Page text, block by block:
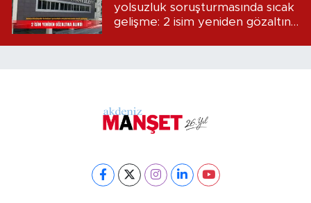
yolsuzluk soruşturmasında sıcak
gelişme: 2 isim yeniden gözaltına